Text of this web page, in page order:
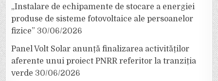
„Instalare de echipamente de stocare a energiei
produse de sisteme fotovoltaice ale persoanelor
fizice” 30/06/2026
Panel Volt Solar anunță finalizarea activităților
aferente unui proiect PNRR referitor la tranziția
verde 30/06/2026